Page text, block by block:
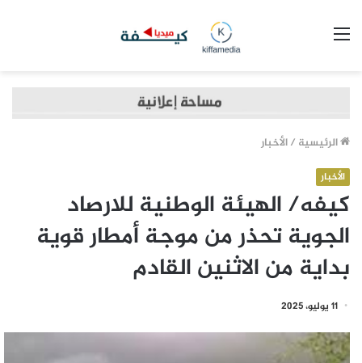
الرئيسية /الأخبار
الأخبار
كيفه/ الهيئة الوطنية للارصاد
الجوية تحذر من موجة أمطار قوية
بداية من الاثنين القادم
11 يوليو، 2025